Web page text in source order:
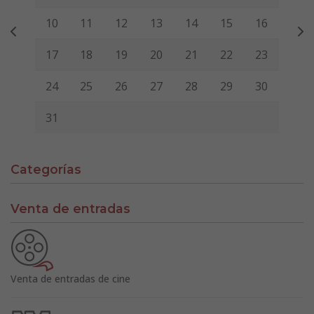
10 11 12 13 14 15 16
17 18 19 20 21 22 23
24 25 26 27 28 29 30
31
Categorías
Venta de entradas
Venta de entradas de cine